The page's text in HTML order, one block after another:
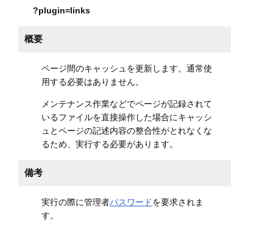
?plugin=links
概要
ページ間のキャッシュを更新します。通常使
用する必要はありません。
メンテナンス作業などでページが記録されて
いるファイルを直接操作した場合にキャッシ
ュとページの記述内容の整合性がとれなくな
るため、実行する必要があります。
備考
実行の際に管理者パスワードを要求されま
す。